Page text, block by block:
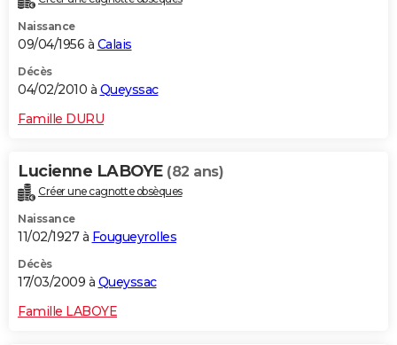
Naissance
09/04/1956 à Calais
Décès
04/02/2010 à Queyssac
Famille DURU
Lucienne LABOYE (82 ans)
Créer une cagnotte obsèques
Naissance
11/02/1927 à Fougueyrolles
Décès
17/03/2009 à Queyssac
Famille LABOYE